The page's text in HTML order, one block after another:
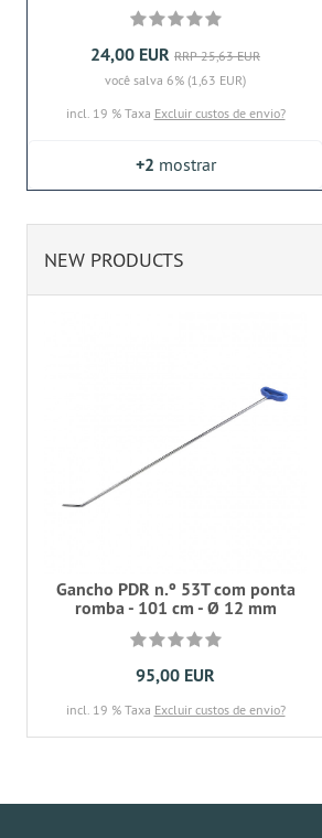
24,00 EUR RRP 25,63 EUR
você salva 6% (1,63 EUR)
incl. 19 % Taxa Excluir custos de envio?
+2 mostrar
NEW PRODUCTS
Gancho PDR n.º 53T com ponta
romba - 101 cm - Ø 12 mm
95,00 EUR
incl. 19 % Taxa Excluir custos de envio?